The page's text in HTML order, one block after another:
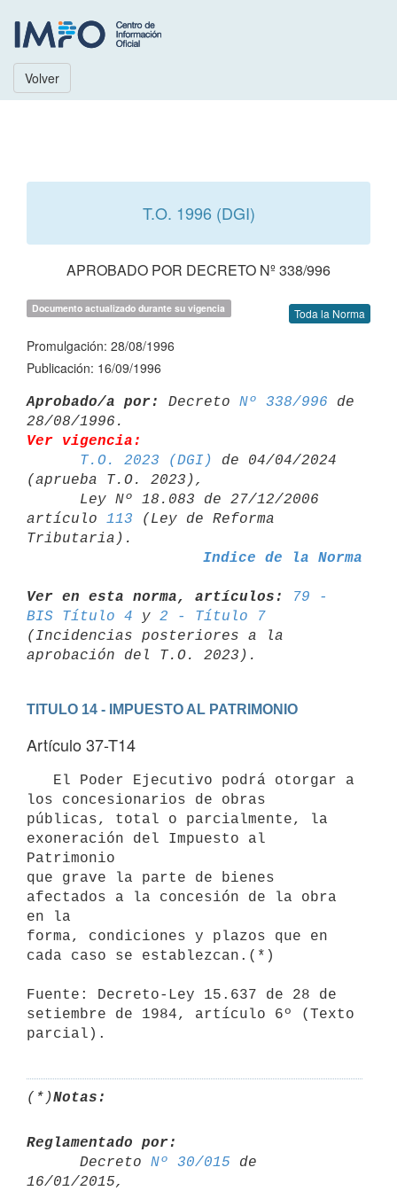
Volver
T.O. 1996 (DGI)
APROBADO POR DECRETO Nº 338/996
Documento actualizado durante su vigencia Toda la Norma
Promulgación: 28/08/1996
Publicación: 16/09/1996
Aprobado/a por: Decreto Nº 338/996 de
Ver vigencia:
T.O. 2023 (DGI)
de 04/04/2024
(aprueba T.O. 2023),
artículo 113 (Ley de Reforma
Indice de la Norma
Ver en esta norma, artículos:
79 -
BIS Título 4 y 2 - Título 7
(Incidencias posteriores a la
TITULO 14 - IMPUESTO AL PATRIMONIO
Artículo 37-T14
los concesionarios de obras
públicas, total o parcialmente, la
exoneración del Impuesto al
Patrimonio
que grave la parte de bienes
afectados a la concesión de la obra
en la
forma, condiciones y plazos que en
cada caso se establezcan.(*)
Fuente: Decreto-Ley 15.637 de 28 de
setiembre de 1984, artículo 6º (Texto
parcial).
(*)Notas:
Reglamentado por:
Decreto Nº 30/015 de
16/01/2015,